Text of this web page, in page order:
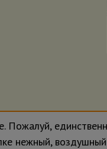
Пожалуй,
нежный,